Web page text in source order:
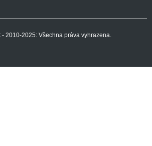
2010-2025: Všechna práva vyhrazena.